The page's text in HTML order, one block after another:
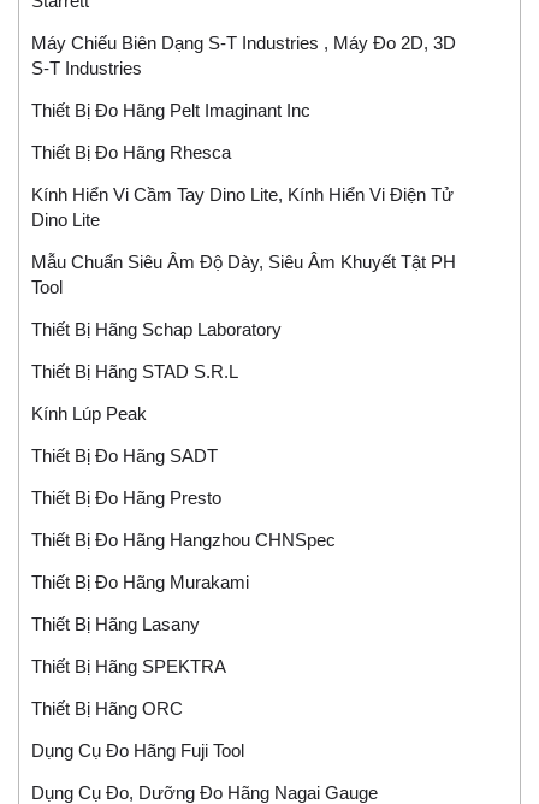
Máy Chiếu Biên Dạng S-T Industries , Máy Đo 2D, 3D
S-T Industries
Thiết Bị Đo Hãng Pelt Imaginant Inc
Thiết Bị Đo Hãng Rhesca
Kính Hiển Vi Cầm Tay Dino Lite, Kính Hiển Vi Điện Tử
Dino Lite
Mẫu Chuẩn Siêu Âm Độ Dày, Siêu Âm Khuyết Tật PH
Tool
Thiết Bị Hãng Schap Laboratory
Thiết Bị Hãng STAD S.r.l
Kính Lúp Peak
Thiết Bị Đo Hãng SADT
Thiết Bị Đo Hãng Presto
Thiết Bị Đo Hãng Hangzhou CHNSpec
Thiết Bị Đo Hãng Murakami
Thiết Bị Hãng Lasany
Thiết Bị Hãng SPEKTRA
Thiết Bị Hãng ORC
Dụng Cụ Đo Hãng Fuji Tool
Dụng Cụ Đo, Dưỡng Đo Hãng Nagai Gauge